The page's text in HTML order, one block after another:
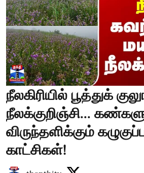
நீலகிரியில் பூத்துக்
நீலக்குறிஞ்சி...
விருந்தளிக்கும்
காட்சிகள்!